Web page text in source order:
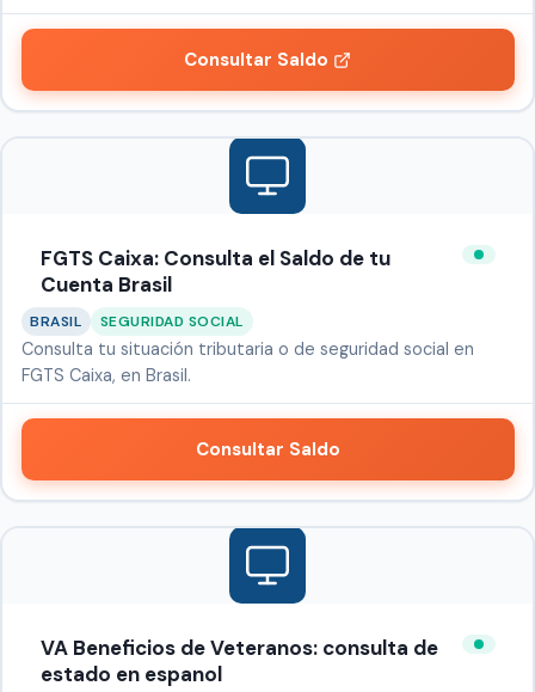
Consultar Saldo
FGTS Caixa: Consulta el Saldo de tu
Cuenta Brasil
BRASIL SEGURIDAD SOCIAL
Consulta tu situación tributaria o de seguridad social en
FGTS Caixa, en Brasil.
Consultar Saldo
VA Beneficios de Veteranos: consulta de
estado en espanol